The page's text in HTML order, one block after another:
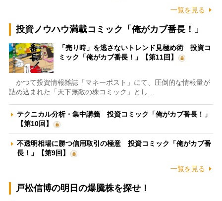
一覧を見る
投資ノウハウ満載コミック「俺がカブ番長！」
「売り時」を逃さないトレンド見極め術 投資コ
ミック「俺がカブ番長！」【第11回】
かつて投資情報雑誌「マネーポスト」にて、圧倒的な情報量が
詰め込まれた「天下無敵の株コミック」とし…
テクニカル分析・集中講義 投資コミック「俺がカブ番長！」
【第10回】
不透明相場に勝つ信用取引の極意 投資コミック「俺がカブ番
長！」【第9回】
一覧を見る
戸松信博の明日の爆騰株を探せ！